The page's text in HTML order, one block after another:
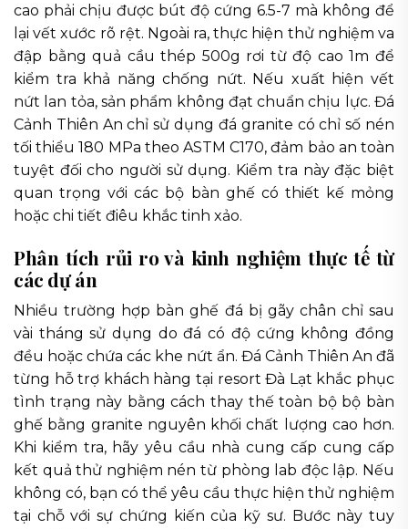
cao phải chịu được bút độ cứng 6.5-7 mà không để
lại vết xước rõ rệt. Ngoài ra, thực hiện thử nghiệm va
đập bằng quả cầu thép 500g rơi từ độ cao 1m để
kiểm tra khả năng chống nứt. Nếu xuất hiện vết
nứt lan tỏa, sản phẩm không đạt chuẩn chịu lực. Đá
Cảnh Thiên An chỉ sử dụng đá granite có chỉ số nén
tối thiểu 180 MPa theo ASTM C170, đảm bảo an toàn
tuyệt đối cho người sử dụng. Kiểm tra này đặc biệt
quan trọng với các bộ bàn ghế có thiết kế mỏng
hoặc chi tiết điêu khắc tinh xảo.
Phân tích rủi ro và kinh nghiệm thực tế từ
các dự án
Nhiều trường hợp bàn ghế đá bị gãy chân chỉ sau
vài tháng sử dụng do đá có độ cứng không đồng
đều hoặc chứa các khe nứt ẩn. Đá Cảnh Thiên An đã
từng hỗ trợ khách hàng tại resort Đà Lạt khắc phục
tình trạng này bằng cách thay thế toàn bộ bộ bàn
ghế bằng granite nguyên khối chất lượng cao hơn.
Khi kiểm tra, hãy yêu cầu nhà cung cấp cung cấp
kết quả thử nghiệm nén từ phòng lab độc lập. Nếu
không có, bạn có thể yêu cầu thực hiện thử nghiệm
tại chỗ với sự chứng kiến của kỹ sư. Bước này tuy